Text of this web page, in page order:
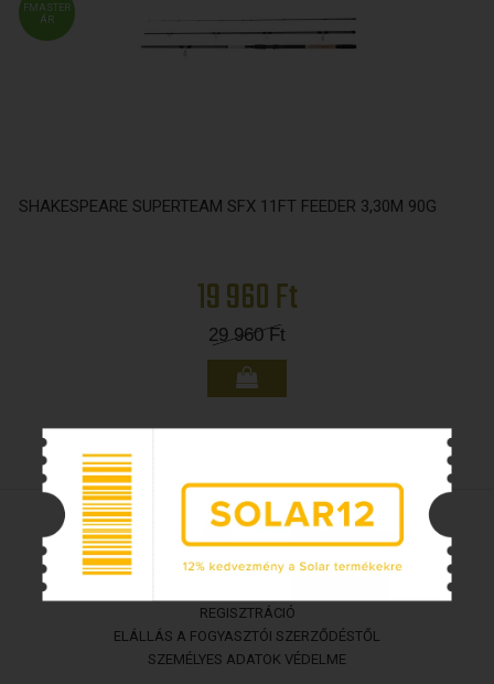
FMASTER
ÁR
SHAKESPEARE SUPERTEAM SFX 11FT FEEDER 3,30M 90G
19 960 Ft
29 960Ft
VÁSÁRLÁS
REGISZTRÁCIÓ
ELÁLLÁS A FOGYASZTÓI SZERZŐDÉSTŐL
SZEMÉLYES ADATOK VÉDELME